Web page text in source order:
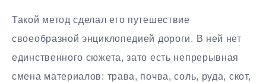
Такой метод сделал его путешествие
своеобразной энциклопедией дороги. В ней нет
единственного сюжета, зато есть непрерывная
смена материалов: трава, почва, соль, руда, скот,